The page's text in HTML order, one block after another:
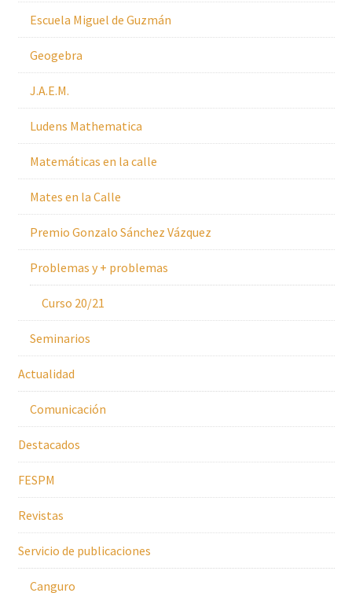
Escuela Miguel de Guzmán
Geogebra
J.A.E.M.
Ludens Mathematica
Matemáticas en la calle
Mates en la Calle
Premio Gonzalo Sánchez Vázquez
Problemas y + problemas
Curso 20/21
Seminarios
Actualidad
Comunicación
Destacados
FESPM
Revistas
Servicio de publicaciones
Canguro